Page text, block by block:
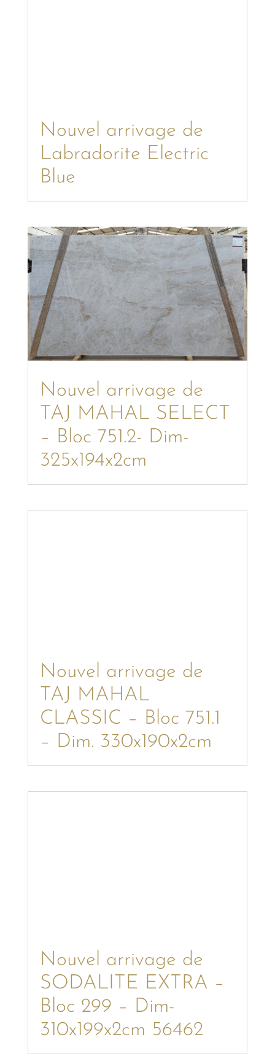
Nouvel arrivage de
Labradorite Electric
Blue
Nouvel arrivage de
TAJ MAHAL SELECT
– Bloc 751.2- Dim-
325x194x2cm
Nouvel arrivage de
TAJ MAHAL
CLASSIC – Bloc 751.1
– Dim. 330x190x2cm
Nouvel arrivage de
SODALITE EXTRA –
Bloc 299 – Dim-
310x199x2cm 56462